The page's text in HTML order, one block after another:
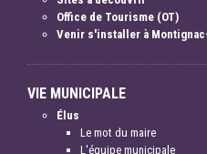
Office de Tourisme (OT)
Venir s'installer à
VIE MUNICIPALE
Élus
Le mot du maire
L'équipe municipale